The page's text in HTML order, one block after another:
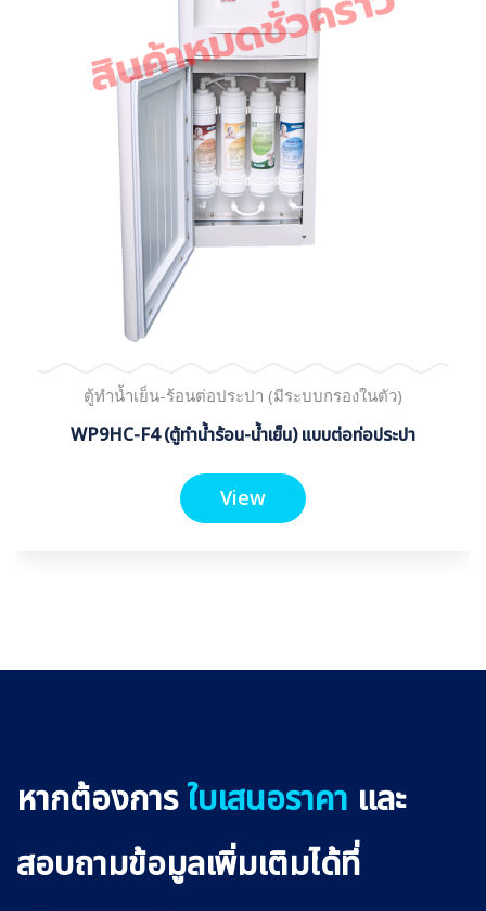
ตู้ทำน้ำเย็น-ร้อนต่อประปา (มีระบบกรองในตัว)
WP9HC-F4 (ตู้ทำน้ำร้อน-น้ำเย็น) แบบต่อท่อประปา
View
หากต้องการใบเสนอราคา และ
สอบถามข้อมูลเพิ่มเติมได้ที่